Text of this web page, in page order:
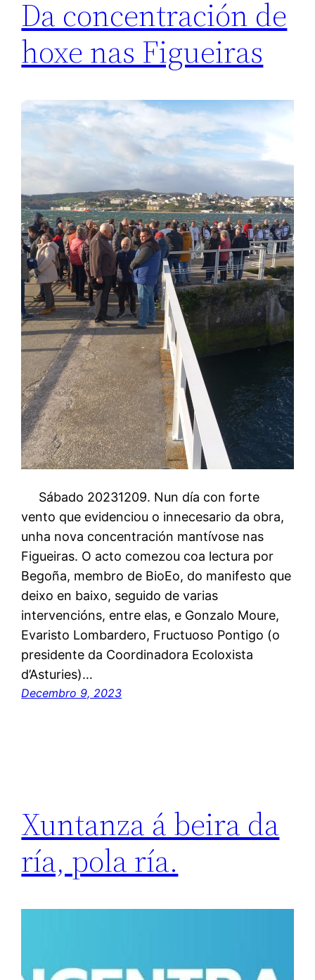
Da concentración de
hoxe nas Figueiras
Sábado 20231209. Nun día con forte
vento que evidenciou o innecesario da obra,
unha nova concentración mantívose nas
Figueiras. O acto comezou coa lectura por
Begoña, membro de BioEo, do manifesto que
deixo en baixo, seguido de varias
intervencións, entre elas, e Gonzalo Moure,
Evaristo Lombardero, Fructuoso Pontigo (o
presidente da Coordinadora Ecoloxista
d’Asturies)…
Decembro 9, 2023
Xuntanza á beira da
ría, pola ría.